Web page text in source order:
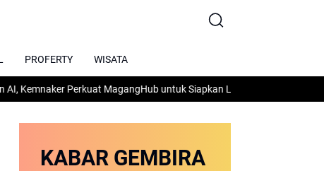
PROFERTY WISATA
Perkuat MagangHub untuk Siapkan Lulusan Siap Kerja
KABAR GEMBIRA